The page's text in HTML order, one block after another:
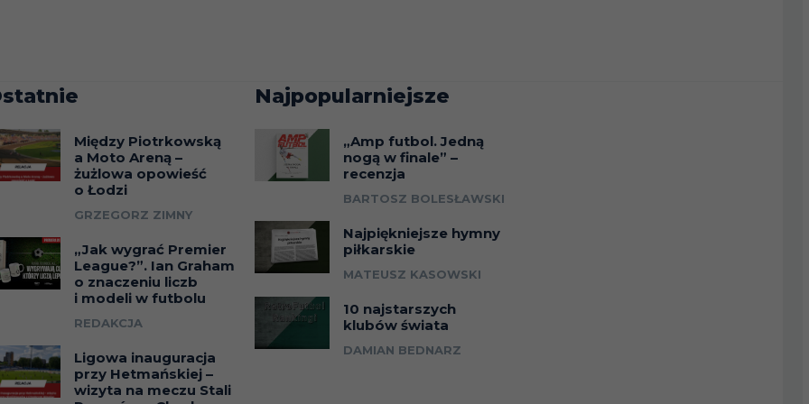
Między Piotrkowską
a Moto Areną –
żużlowa opowieść
o Łodzi
GRZEGORZ ZIMNY
„Jak wygrać Premier
League?”. Ian Graham
o znaczeniu liczb
i modeli w futbolu
REDAKCJA
Ligowa inauguracja
przy Hetmańskiej –
wizyta na meczu Stali
Najpopularniejsze
„Amp futbol. Jedną
nogą w finale” –
recenzja
BARTOSZ BOLESŁAWSKI
Najpiękniejsze hymny
piłkarskie
MATEUSZ KASOWSKI
10 najstarszych
klubów świata
DAMIAN BEDNARZ